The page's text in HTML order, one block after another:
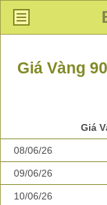
Giá Vàng
Giá
08/06/26
09/06/26
10/06/26